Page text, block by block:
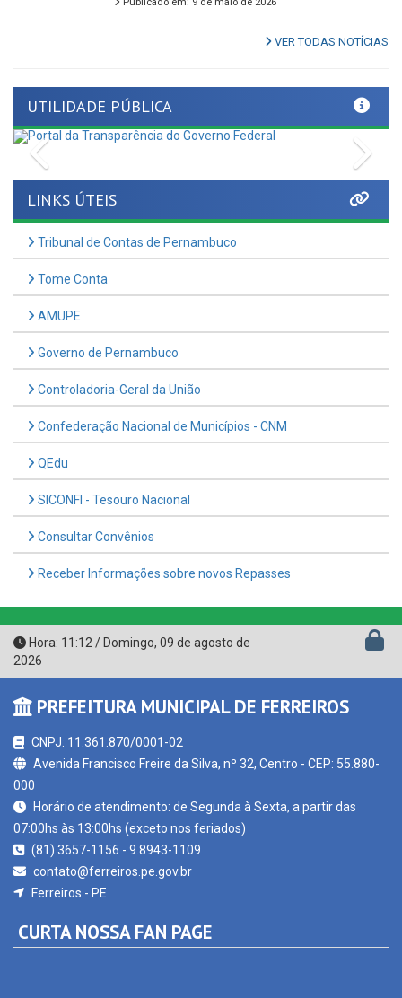
VER TODAS NOTÍCIAS
Previous
LINKS ÚTEIS
Tribunal de Contas de Pernambuco
Tome Conta
AMUPE
Governo de Pernambuco
Controladoria-Geral da União
Confederação Nacional de Municípios - CNM
QEdu
SICONFI - Tesouro Nacional
Consultar Convênios
Receber Informações sobre novos Repasses
Hora:11:12/Domingo,09 de agosto de
2026
PREFEITURA MUNICIPAL DE FERREIROS
CNPJ: 11.361.870/0001-02
000
Horário de atendimento: de Segunda à Sexta, a partir das
contato@ferreiros.pe.gov.br
Ferreiros - PE
CURTA NOSSA FAN PAGE